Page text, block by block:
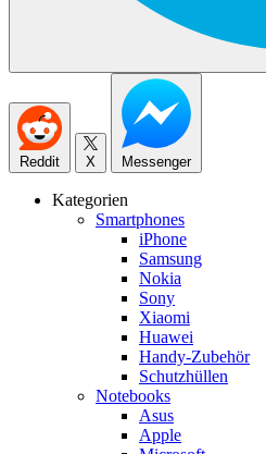
Reddit X Messenger
Kategorien
Smartphones
iPhone
Samsung
Nokia
Sony
Xiaomi
Huawei
Handy-Zubehör
Schutzhüllen
Notebooks
Asus
Apple